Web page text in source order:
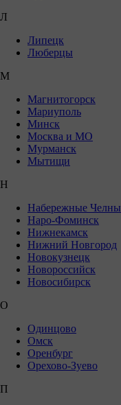
Л
Липецк
Люберцы
М
Магнитогорск
Мариуполь
Минск
Москва и МО
Мурманск
Мытищи
Н
Набережные Челны
Наро-Фоминск
Нижнекамск
Нижний Новгород
Новокузнецк
Новороссийск
Новосибирск
О
Одинцово
Омск
Оренбург
Орехово-Зуево
П